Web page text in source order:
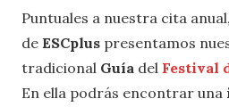
Puntuales a nuestra cita
de ESCplus presentamos
tradicional Guía del Festival
En ella podrás encontrar una